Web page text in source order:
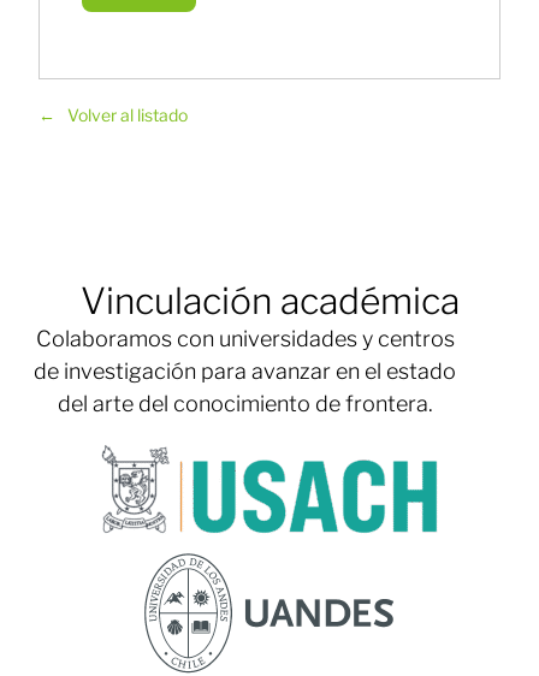
Volver al listado
Vinculación académica
Colaboramos con universidades y centros
de investigación para avanzar en el estado
del arte del conocimiento de frontera.